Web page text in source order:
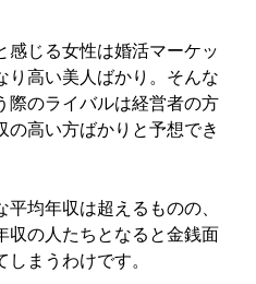
じる女性は婚活マーケッ
り高い美人ばかり。そんな
際のライバルは経営者の方
の高い方ばかりと予想でき
均年収は超えるものの、
収の人たちとなると金銭面
まうわけです。